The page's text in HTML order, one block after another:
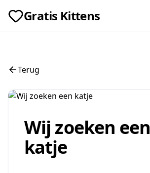
Gratis Kittens
Terug
Wij zoeken een
katje